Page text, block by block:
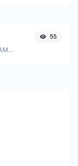
Bir sunucunun A, AAAA, CNAME, MX, NS, TXT, SOA DNS kayıtlarını bulun.
55